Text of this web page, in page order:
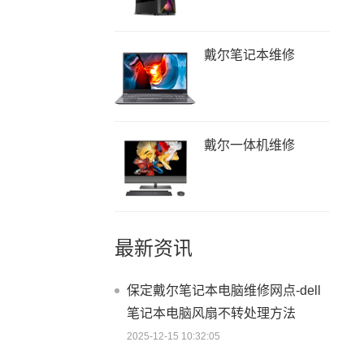
戴尔笔记本维修
戴尔一体机维修
最新资讯
保定戴尔笔记本电脑维修网点-dell
笔记本电脑风扇不转处理方法
2025-12-15 10:32:05